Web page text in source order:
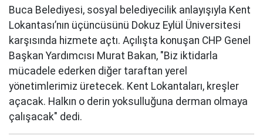
Buca Belediyesi, sosyal belediyecilik anlayışıyla Kent
Lokantası’nın üçüncüsünü Dokuz Eylül Üniversitesi
karşısında hizmete açtı. Açılışta konuşan CHP Genel
Başkan Yardımcısı Murat Bakan, "Biz iktidarla
mücadele ederken diğer taraftan yerel
yönetimlerimiz üretecek. Kent Lokantaları, kreşler
açacak. Halkın o derin yoksulluğuna derman olmaya
çalışacak" dedi.